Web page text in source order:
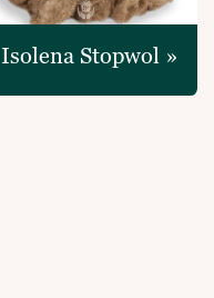
Isolena Stopwol »